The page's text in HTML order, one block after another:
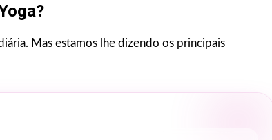
Mas estamos lhe dizendo os principais